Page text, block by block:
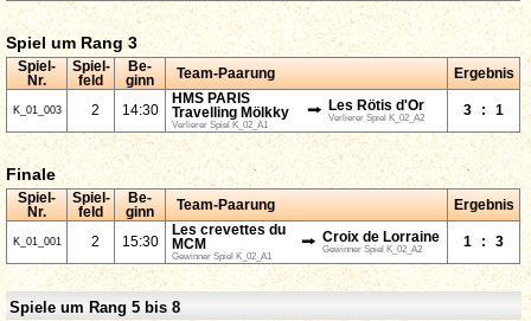
Spiel um Rang 3
Spiel-
Nr.
Spiel-
feld
Be-
ginn
Team-Paarung Ergebnis
K_01_003 2 14:30
HMS PARIS
Travelling Mölkky
Verlierer Spiel K_02_A1
⭢ Les Rötis d'Or
Verlierer Spiel K_02_A2
3 : 1
Finale
Spiel-
Nr.
Spiel-
feld
Be-
ginn
Team-Paarung Ergebnis
K_01_001 2 15:30
Les crevettes du
MCM
Gewinner Spiel K_02_A1
⭢ Croix de Lorraine
Gewinner Spiel K_02_A2
1 : 3
Spiele um Rang 5 bis 8